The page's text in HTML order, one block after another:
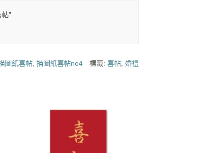
”
圖紙喜帖,描圖紙喜帖no4 標籤:喜帖,婚禮